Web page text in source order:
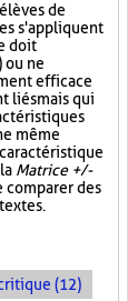
de
s'appliquent
doit
ou ne
efficace
liés mais qui
même
Matrice +/-
des
(12)